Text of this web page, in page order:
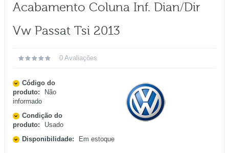
Acabamento Coluna Inf. Dian/dir
Vw Passat Tsi 2013
0 Avaliações
Código do
produto:
Não
informado
Condição do
produto:
Usado
Disponibilidade:
Em estoque